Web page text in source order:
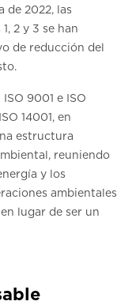
de 2022, las
2 y 3 se han
de reducción del
9001 e ISO
14001, en
estructura
reuniendo
y los
ambientales
lugar de ser un